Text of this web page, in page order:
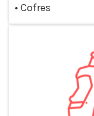
• Cofres